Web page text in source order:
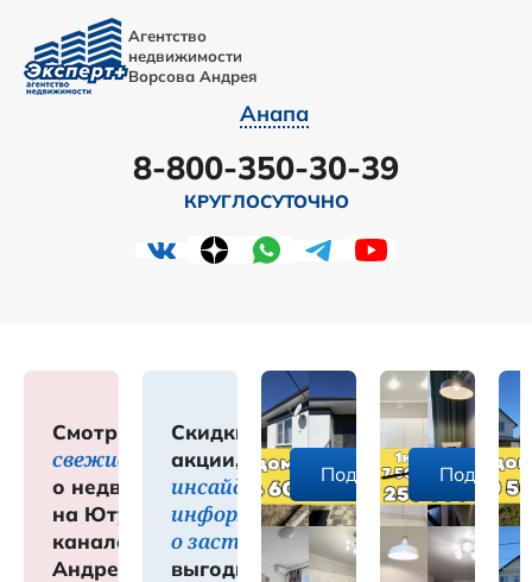
Агентство
недвижимости
Ворсова Андрея
Анапа
8-800-350-30-39
КРУГЛОСУТОЧНО
Смотрите
свежие обзоры
о недвижимости
на Ютуб-
канале
Андрея
Скидки,
акции,
инсайдерская
информация
о застройщиках
выгодных
Подробнее